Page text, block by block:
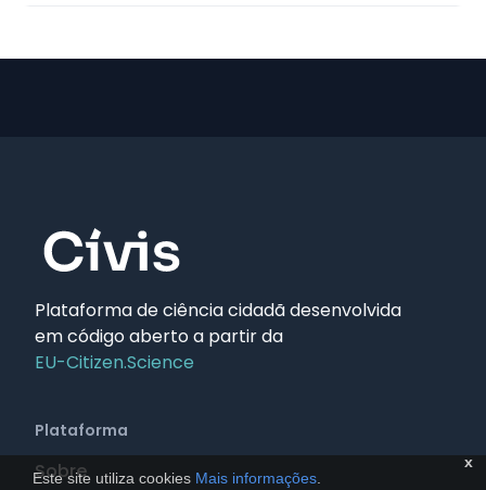
x
Este site utiliza cookies Mais informações
Plataforma de ciência cidadã desenvolvida
em código aberto a partir da
EU-Citizen.Science
Plataforma
Sobre